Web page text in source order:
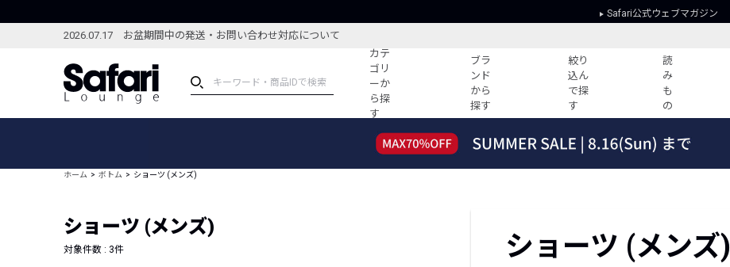
Safari公式ウェブマガジン
2026.07.17 お盆期間中の発送・お問い合わせ対応について
カテ
ゴリ
ーか
ら探
す
ブラ
ンド
から
探す
絞り
込ん
で探
す
読
み
も
の
ブランドから探す
新着アイテム
編集部のおすすめアイテム
すべての記事
HOTなコーデ TOP20
新ブランドご紹介！
会社概要
ホーム ボトム ショーツ (メンズ)
ショーツ (メンズ)
対象件数 : 3件 ショーツ (メンズ)